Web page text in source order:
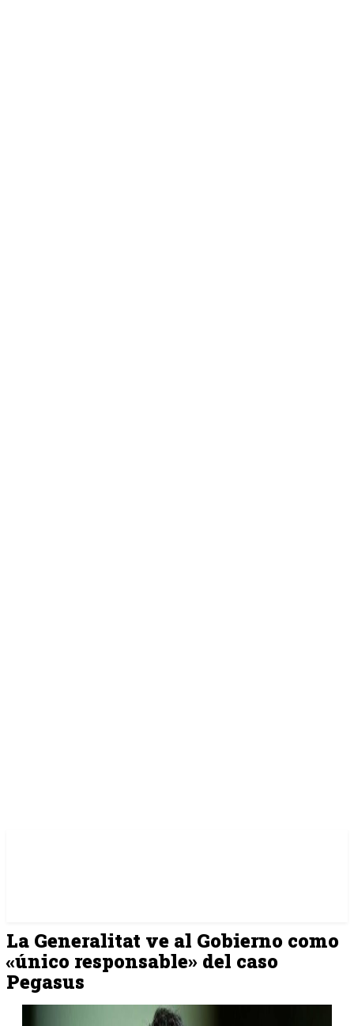
La Generalitat ve al Gobierno como
«único responsable» del caso
Pegasus